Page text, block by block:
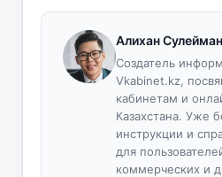
Алихан
Создатель
Vkabinet.kz,
кабинетам и
Казахстана. Уже
инструкции и
для
коммерческих и